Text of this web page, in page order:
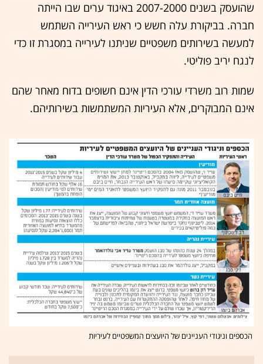
שהועסק בשנים 2007-2000 באיגוד ערים שבו הייתה
חברה. בביקורת עלה חשש כי ראש העירייה השתמש
למעשה בשירותים משפטיים שניתנו לעירייה במסגרת זו כדי
לנגח יריב פוליטי.
שמות רוב משרדי עורכי הדין אינם חשופים בדוח מאחר שהם
אינם המבוקרים, אלא העיריות המשתמשות בשירותיהם.
הכספים וניגודי העניינים של היועצים המשפטיים לעיריות